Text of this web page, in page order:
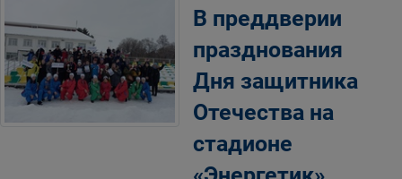
В преддверии
празднования
Дня защитника
Отечества на
стадионе